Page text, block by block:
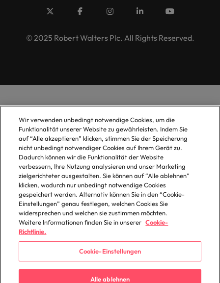
© 2025 Robert Walters Plc. All Rights Reserved.
Wir verwenden unbedingt notwendige Cookies, um die
Funktionalität unserer Website zu gewährleisten. Indem Sie
auf “Alle akzeptieren” klicken, stimmen Sie der Speicherung
nicht unbedingt notwendiger Cookies auf Ihrem Gerät zu.
Dadurch können wir die Funktionalität der Website
verbessern, Ihre Nutzung analysieren und unser Marketing
zielgerichteter ausgestalten. Sie können auf “Alle ablehnen”
klicken, wodurch nur unbedingt notwendige Cookies
gespeichert werden. Alternativ können Sie in den “Cookie-
Einstellungen” genau festlegen, welchen Cookies Sie
widersprechen und welchen sie zustimmen möchten.
Weitere Informationen finden Sie in unserer Cookie-
Richtlinie.
Cookie-Einstellungen
Alle ablehnen